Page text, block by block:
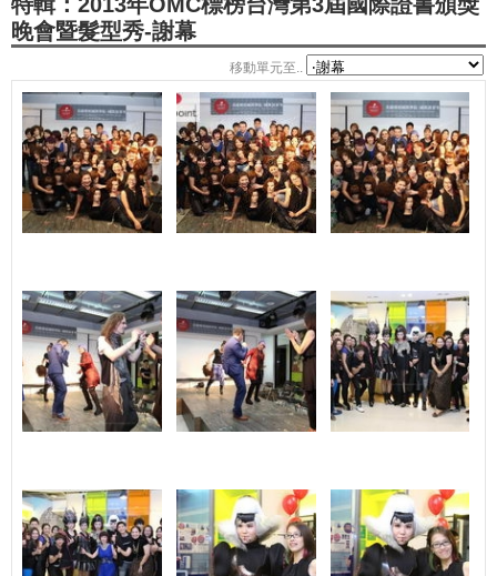
晚會暨髮型秀-謝幕
移動單元至..